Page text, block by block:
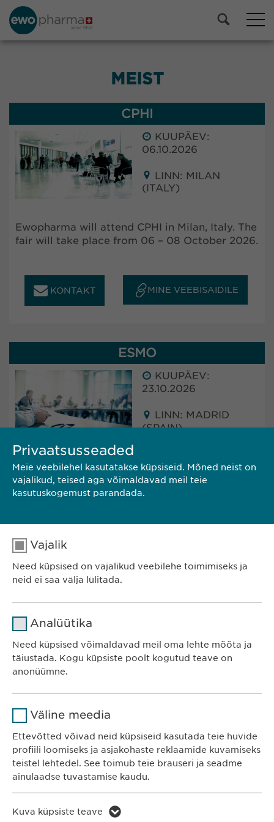
MEIST
CPHI
KUUPÄEV:
06.10.2026
LINN: MILAN
(ITALY)
Ewopharma will attend CPHI in Milan, Italy. The
fair will take place from 06 – 08 October 2026.
KONTAKT MINE VEEBISAIDILE
ESMO
KUUPÄEV:
23.10.2026
LINN: MADRID
(SPAIN)
Ewopharma will attend ESMO in Madrid, Spain.
The conference will take place from 23 - 27
October 2025.
KONTAKT
Ewopharma OÜ
Järve 2-310
KONTAKT
Telefon: +372 600 4440
E-post:
info@ ewopharma.ee
Privaatsusseaded
Meie veebilehel kasutatakse küpsiseid. Mõned neist on
vajalikud, teised aga võimaldavad meil teie
kasutuskogemust parandada.
Vajalik
Need küpsised on vajalikud veebilehe toimimiseks ja
neid ei saa välja lülitada.
1 aasta
Salvestab kasutajate küpsise
Analüütika
Need küpsised võimaldavad meil oma lehte mõõta ja
täiustada. Kogu küpsiste poolt kogutud teave on
anonüümne.
1 päev
Väline meedia
Ettevõtted võivad neid küpsiseid kasutada teie huvide
profiili loomiseks ja asjakohaste reklaamide kuvamiseks
teistel lehtedel. See toimub teie brauseri ja seadme
ainulaadse tuvastamise kaudu.
Nimi LinkedIn
Kuva küpsiste teave